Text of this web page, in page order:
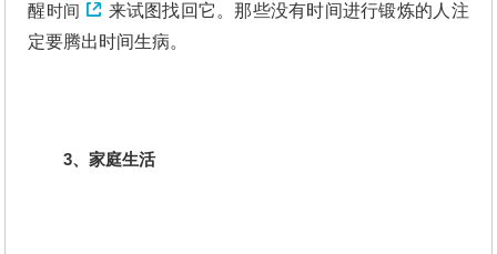
醒时间
来试图找回它。那些没有时间进行锻炼的人注
定要腾出时间生病。
3、家庭生活